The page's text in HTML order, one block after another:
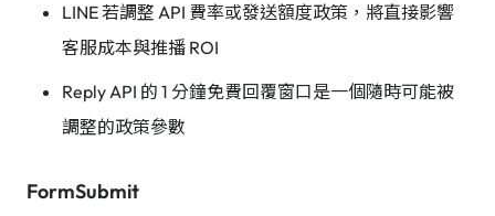
LINE 若調整 API 費率或發送額度政策，將直接影響
客服成本與推播 ROI
Reply API 的 1 分鐘免費回覆窗口是一個隨時可能被
調整的政策參數
FormSubmit